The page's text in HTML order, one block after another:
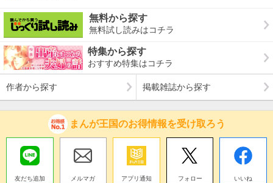
無料から探す
無料試し読みはコチラ
特集から探す
おすすめ特集はコチラ
作者から探す 掲載雑誌から探す
まんが王国のお得情報を受け取ろう
友だち追加
メルマガ アプリ通知 フォロー いいね